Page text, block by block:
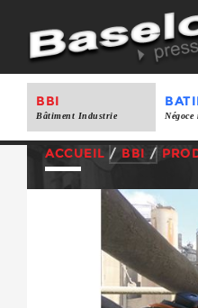
BBI
Bâtiment Industrie
ACCUEIL / BBI /